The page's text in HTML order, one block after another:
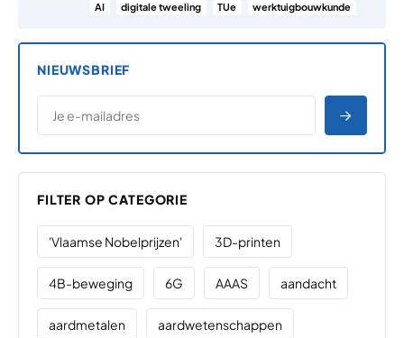
AI digitale tweeling TUe werktuigbouwkunde
NIEUWSBRIEF
E-MAILADRES
*
FILTER OP CATEGORIE
'Vlaamse Nobelprijzen' 3D-printen
4B-beweging 6G AAAS aandacht
aardmetalen aardwetenschappen